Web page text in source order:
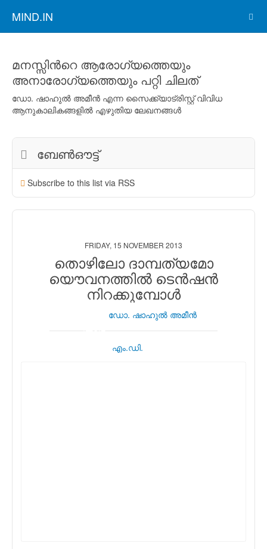
MIND.IN
മനസ്സിന്‍റെ ആരോഗ്യത്തെയും
അനാരോഗ്യത്തെയും പറ്റി ചിലത്
ഡോ. ഷാഹുല്‍ അമീന്‍ എന്ന സൈക്ക്യാട്രിസ്റ്റ് വിവിധ
ആനുകാലികങ്ങളില്‍ എഴുതിയ ലേഖനങ്ങള്‍
ബേണ്‍ഔട്ട്‌
Subscribe to this list via RSS
FRIDAY, 15 NOVEMBER 2013
തൊഴിലോ ദാമ്പത്യമോ
യൌവനത്തില്‍ ടെന്‍ഷന്‍
നിറക്കുമ്പോള്‍
ഡോ. ഷാഹുല്‍ അമീന്‍
എം.ഡി.